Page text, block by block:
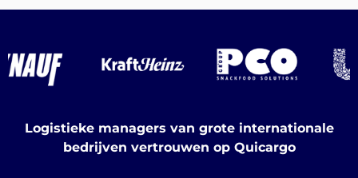
Nederlands
Logistieke managers van grote internationale
bedrijven vertrouwen op Quicargo